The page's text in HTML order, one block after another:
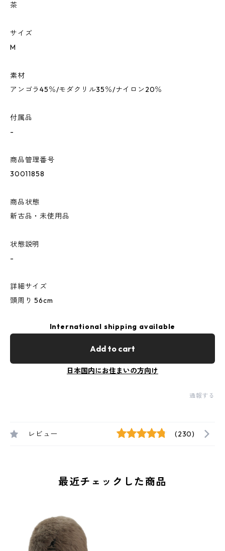
茶
サイズ
M
素材
アンゴラ45％/モダクリル35％/ナイロン20％
付属品
-
商品管理番号
30011858
商品状態
新古品・未使用品
状態説明
-
詳細サイズ
頭周り 56cm
International shipping available
Add to cart
日本国内にお住まいの方向け
通報する
レビュー (230)
最近チェックした商品